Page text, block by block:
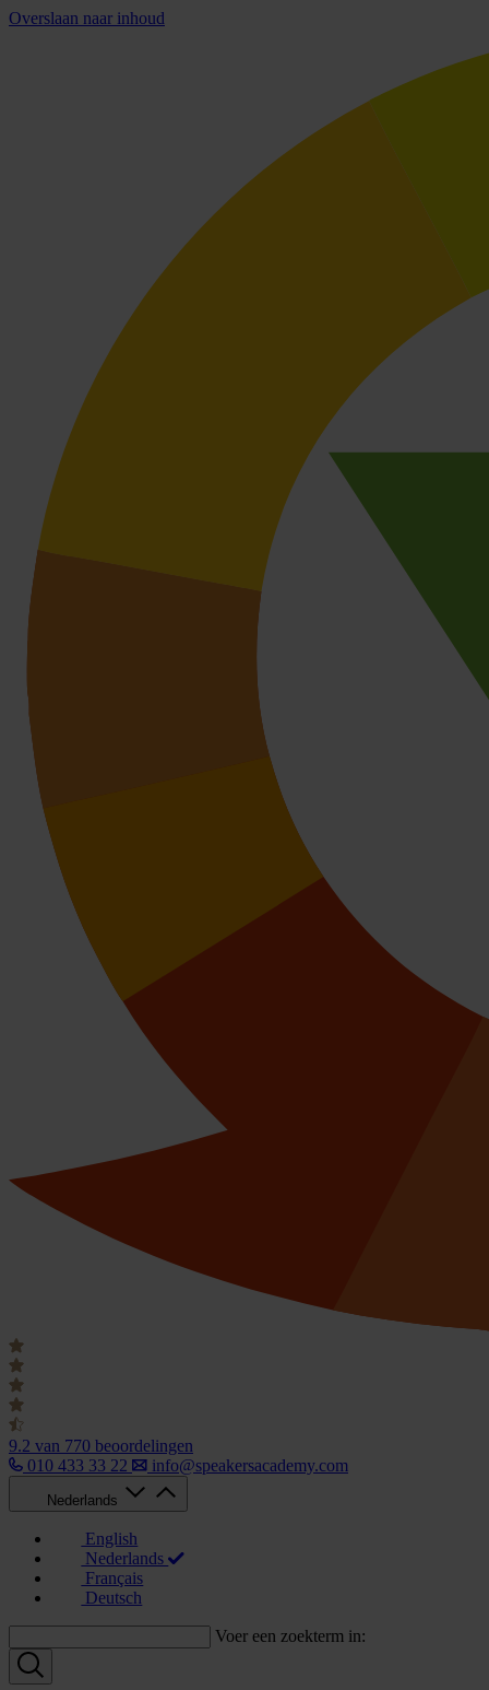
Overslaan naar inhoud
9.2 van 770 beoordelingen
010 433 33 22
info@speakersacademy.com
Nederlands
English
Nederlands
Français
Deutsch
Voer een zoekterm in: